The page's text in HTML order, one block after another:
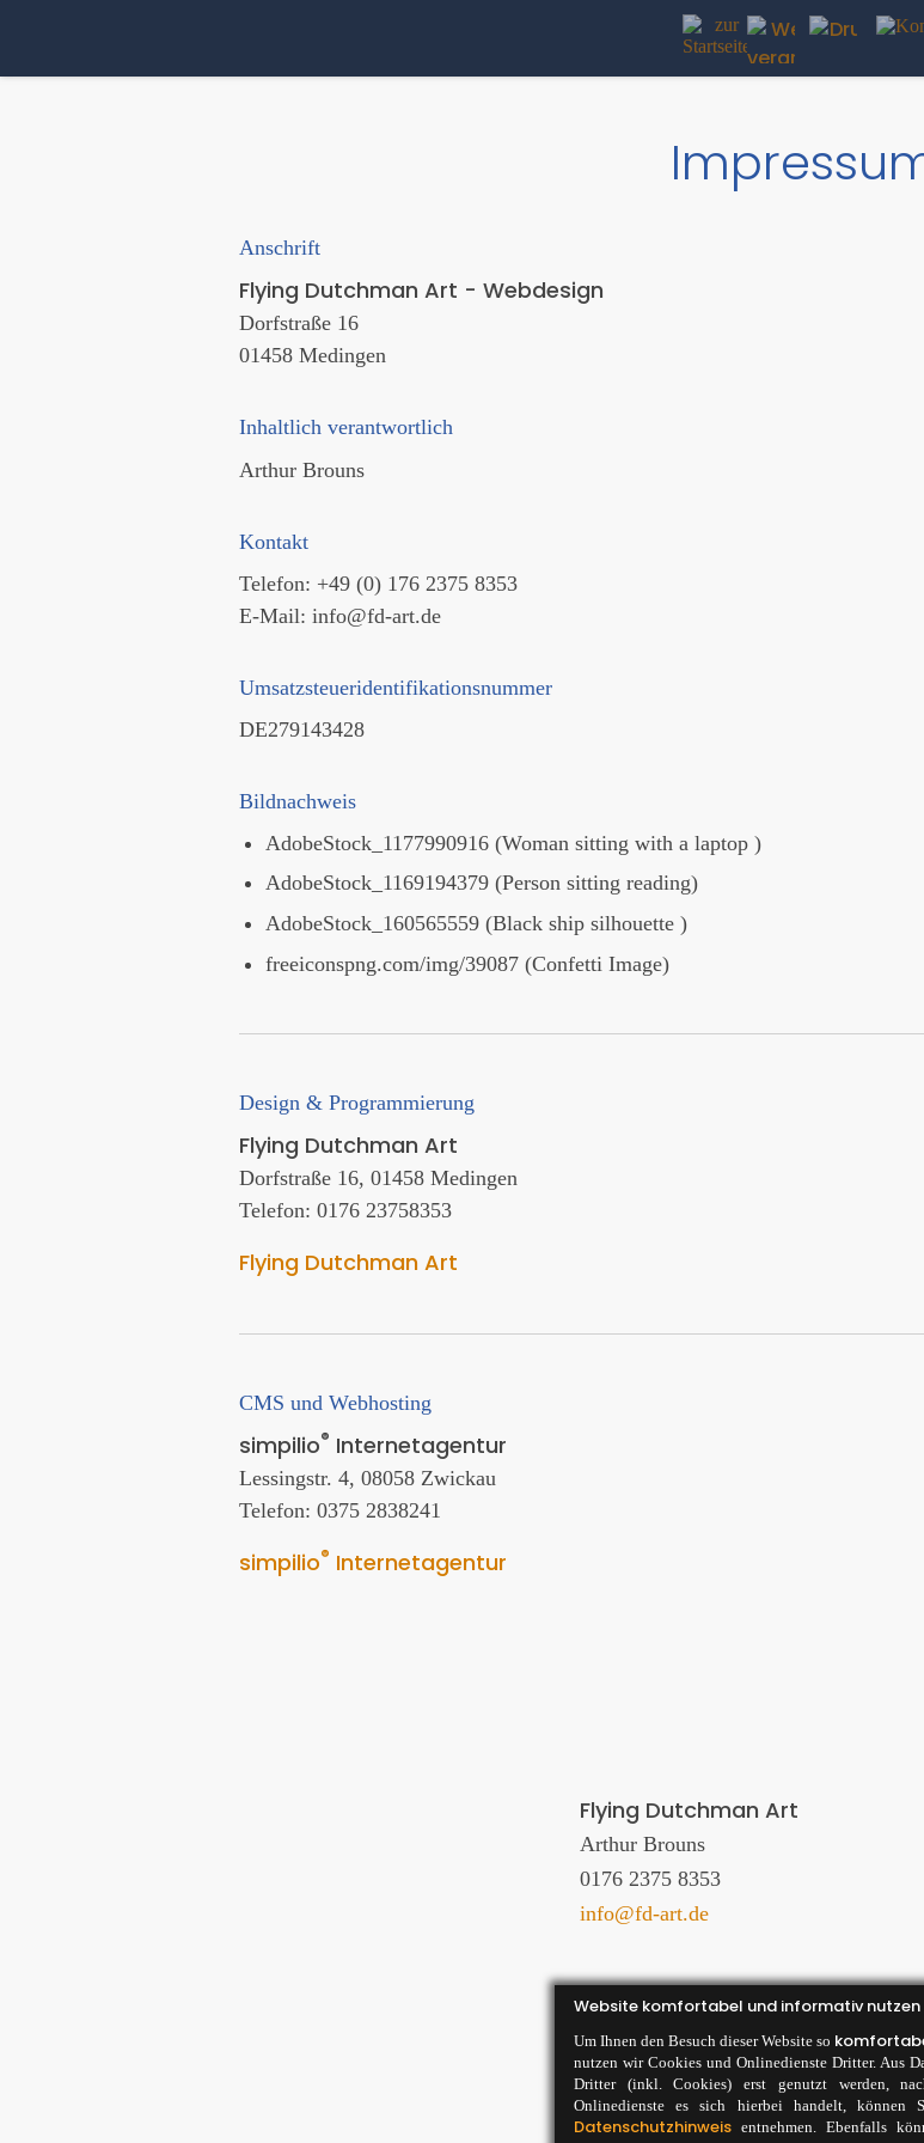
Anschrift
Flying Dutchman Art - Webdesign
Dorfstraße 16
01458 Medingen
Inhaltlich verantwortlich
Arthur Brouns
Kontakt
Telefon: +49 (0) 176 2375 8353
E-Mail: info@fd-art.de
Umsatzsteueridentifikationsnummer
DE279143428
Bildnachweis
AdobeStock_1177990916 (Woman sitting with a laptop )
AdobeStock_1169194379 (Person sitting reading)
AdobeStock_160565559 (Black ship silhouette )
freeiconspng.com/img/39087 (Confetti Image)
Design & Programmierung
Flying Dutchman Art
Dorfstraße 16, 01458 Medingen
Telefon: 0176 23758353
Flying Dutchman Art
CMS und Webhosting
simpilio® Internetagentur
Lessingstr. 4, 08058 Zwickau
Telefon: 0375 2838241
simpilio® Internetagentur
Flying Dutchman Art
Arthur Brouns
0176 2375 8353
info@fd-art.de
Website komfortabel und informativ
Um Ihnen den Besuch dieser Website so
nutzen wir Cookies und Onlinedienste Dritter. Aus
Dritter (inkl. Cookies) erst genutzt werden,
Onlinedienste es sich hierbei handelt,
Datenschutzhinweis entnehmen. Ebenfalls